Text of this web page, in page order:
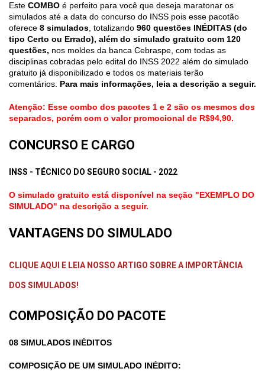
Este COMBO é perfeito para você que deseja maratonar os
simulados até a data do concurso do INSS pois esse pacotão
oferece 8 simulados , totalizando 960 questões INÉDITAS (do
tipo Certo ou Errado), além do simulado gratuito com 120
questões, nos moldes da banca Cebraspe, com todas as
disciplinas cobradas pelo edital do INSS 2022 além do simulado
gratuito já disponibilizado e todos os materiais terão
comentários. Para mais informações, leia a descrição a seguir.
Atenção: Esse combo dos pacotes 1 e 2 são os mesmos dos
separados, porém com o valor promocional de R$94,90.
CONCURSO E CARGO
INSS - TÉCNICO DO SEGURO SOCIAL - 2022
O simulado gratuito está disponível na seção "EXEMPLO DO
SIMULADO" na descrição a seguir.
VANTAGENS DO SIMULADO
CLIQUE AQUI E LEIA NOSSO ARTIGO SOBRE A IMPORTÂNCIA
DOS SIMULADOS!
COMPOSIÇÃO DO PACOTE
08 SIMULADOS INÉDITOS
COMPOSIÇÃO DE UM SIMULADO INÉDITO: